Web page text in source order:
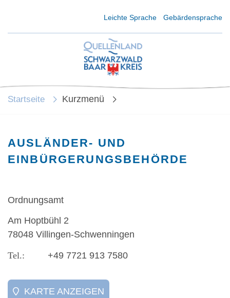
Leichte Sprache Gebärdensprache
Startseite Kurzmenü
AUSLÄNDER- UND
EINBÜRGERUNGSBEHÖRDE
Ordnungsamt
Am Hoptbühl 2
78048 Villingen-Schwenningen
+49 7721 913 7580
KARTE ANZEIGEN